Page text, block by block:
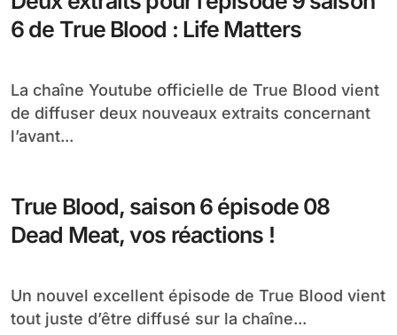
6 de True Blood : Life Matters
La chaîne Youtube officielle de True Blood vient
de diffuser deux nouveaux extraits concernant
l’avant...
True Blood, saison 6 épisode 08
Dead Meat, vos réactions !
Un nouvel excellent épisode de True Blood vient
tout juste d’être diffusé sur la chaîne...